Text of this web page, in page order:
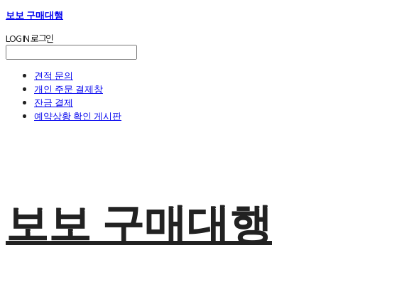
보보 구매대행
LOG IN로그인
견적 문의
개인 주문 결제창
잔금 결제
예약상황 확인 게시판
보보 구매대행